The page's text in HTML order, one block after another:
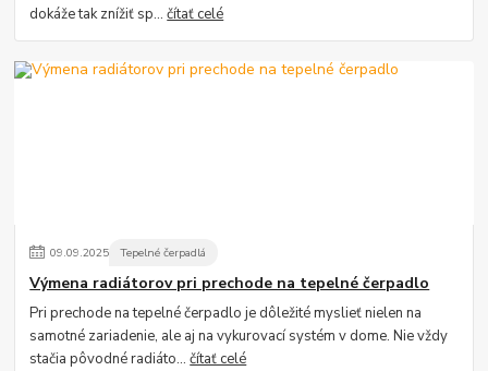
dokáže tak znížiť sp...čítať celé
09.09.2025 Tepelné čerpadlá
Výmena radiátorov pri prechode na tepelné čerpadlo
Pri prechode na tepelné čerpadlo je dôležité myslieť nielen na
samotné zariadenie, ale aj na vykurovací systém v dome. Nie vždy
stačia pôvodné radiáto...čítať celé